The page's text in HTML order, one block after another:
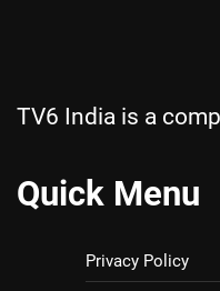
TV6 India is a
Quick Menu
Privacy Policy